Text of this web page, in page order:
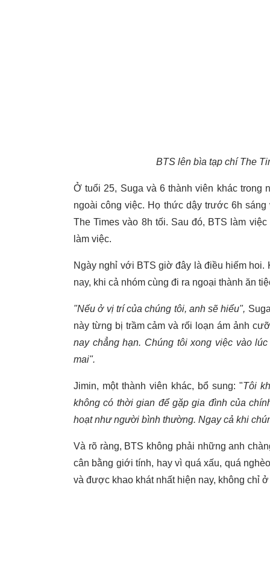
BTS lên bìa tạp chí The
Ở tuổi 25, Suga và 6 thành viên khác trong
ngoài công việc. Họ thức dậy trước 6h
The Times vào 8h tối. Sau đó, BTS làm
làm việc.
Ngày nghỉ với BTS giờ đây là điều hiếm hoi.
nay, khi cả nhóm cùng đi ra ngoại thành ăn
"Nếu ở vị trí của chúng tôi, anh sẽ hiểu",
này từng bị trầm cảm và rối loạn ám ảnh
nay chẳng hạn. Chúng tôi xong việc vào
mai".
Jimin, một thành viên khác, bổ sung: "Tôi
không có thời gian để gặp gia đình của
hoạt như người bình thường. Ngay cả khi
Và rõ ràng, BTS không phải những anh
cân bằng giới tính, hay vì quá xấu, quá
và được khao khát nhất hiện nay, không chỉ